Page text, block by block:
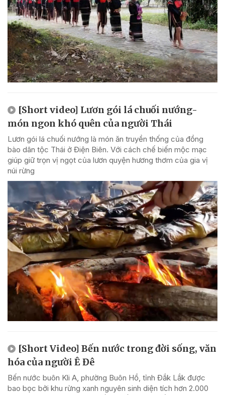
[Short video] Lươn gói lá chuối nướng-
món ngon khó quên của người Thái
Lươn gói lá chuối nướng là món ăn truyền thống của đồng
bào dân tộc Thái ở Điện Biên. Với cách chế biến mộc mạc
giúp giữ trọn vị ngọt của lươn quyện hương thơm của gia vị
núi rừng
[Short Video] Bến nước trong đời sống, văn
hóa của người Ê Đê
Bến nước buôn Kli A, phường Buôn Hồ, tỉnh Đắk Lắk được
bao bọc bởi khu rừng xanh nguyên sinh diện tích hơn 2.000